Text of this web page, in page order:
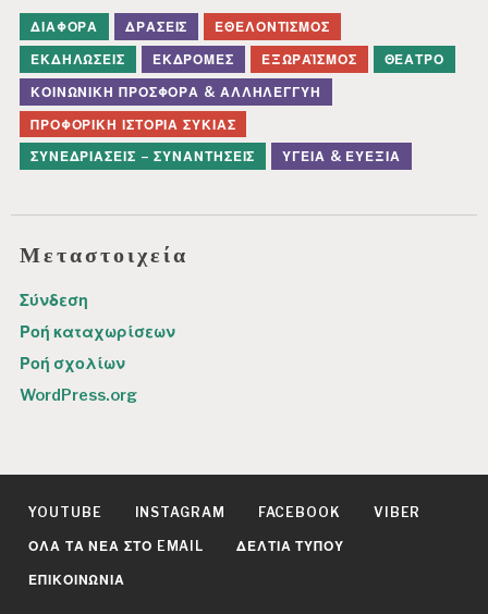
ΔΙΆΦΟΡΑ ΔΡΆΣΕΙΣ
ΕΘΕΛΟΝΤΙΣΜΌΣ
ΕΚΔΗΛΏΣΕΙΣ
ΕΚΔΡΟΜΈΣ ΕΞΩΡΑΪΣΜΌΣ
ΘΈΑΤΡΟ
ΚΟΙΝΩΝΙΚΉ ΠΡΟΣΦΟΡΆ & ΑΛΛΗΛΕΓΓΎΗ
ΠΡΟΦΟΡΙΚΉ ΙΣΤΟΡΊΑ ΣΥΚΙΆΣ
ΣΥΝΕΔΡΙΆΣΕΙΣ – ΣΥΝΑΝΤΉΣΕΙΣ
ΥΓΕΊΑ & ΕΥΕΞΊΑ
Μεταστοιχεία
Σύνδεση
Ροή καταχωρίσεων
Ροή σχολίων
WordPress.org
YOUTUBE INSTAGRAM FACEBOOK VIBER
ΌΛΑ ΤΑ ΝΈΑ ΣΤΟ EMAIL ΔΕΛΤΊΑ ΤΎΠΟΥ
ΕΠΙΚΟΙΝΩΝΊΑ